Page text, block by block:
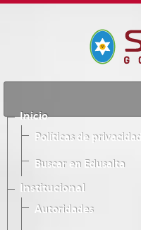
Inicio
Políticas de privacidad
Buscar en Edusalta
Institucional
Autoridades